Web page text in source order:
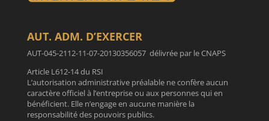
AUT. ADM. D’EXERCER
AUT-045-2112-11-07-20130356057 délivrée par le CNAPS
Article L612-14 du RSI
L’autorisation administrative préalable ne confère aucun
caractère officiel à l’entreprise ou aux personnes qui en
bénéficient. Elle n’engage en aucune manière la
responsabilité des pouvoirs publics.